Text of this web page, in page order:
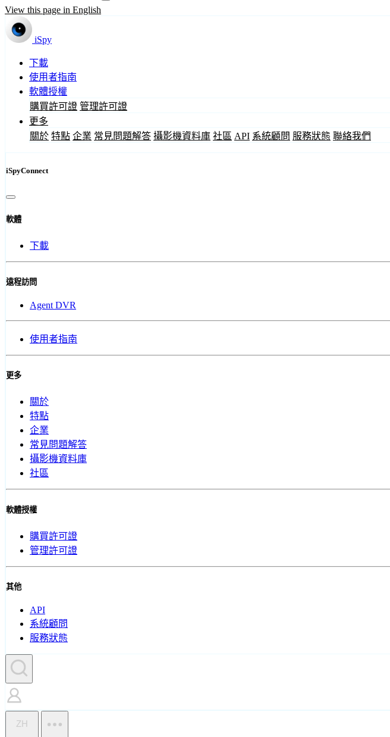
View this page in English
iSpy
下載
使用者指南
軟體授權
購買許可證 管理許可證
更多
關於 特點 企業 常見問題解答 攝影機資料庫 社區 API 系統顧問 服務狀態 聯絡我們
iSpyConnect
軟體
下載
遠程訪問
Agent DVR
使用者指南
更多
關於
特點
企業
常見問題解答
攝影機資料庫
社區
軟體授權
購買許可證
管理許可證
其他
API
系統顧問
服務狀態
ZH